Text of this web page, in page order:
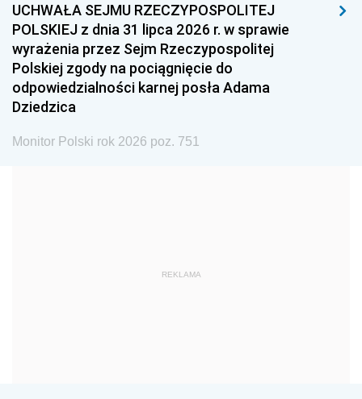
1996 1995 1994
1993 1992 1991
1990 1989
1987 1986 1985
1968
UCHWAŁA SEJMU RZECZYPOSPOLITEJ
POLSKIEJ z dnia 31 lipca 2026 r. w sprawie
wyrażenia przez Sejm Rzeczypospolitej
Polskiej zgody na pociągnięcie do
odpowiedzialności karnej posła Adama
Dziedzica
Monitor Polski rok 2026 poz. 751
REKLAMA